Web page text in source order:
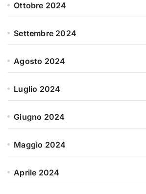
Ottobre 2024
Settembre 2024
Agosto 2024
Luglio 2024
Giugno 2024
Maggio 2024
Aprile 2024